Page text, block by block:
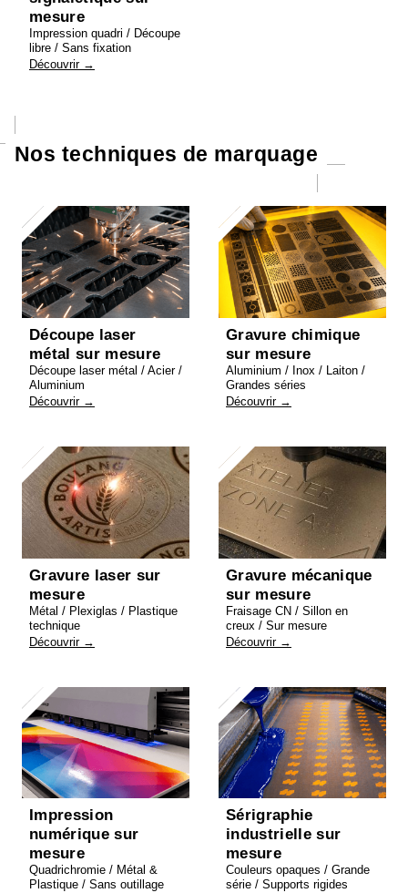
mesure
Impression quadri / Découpe
libre / Sans fixation
Découvrir →
Nos techniques de marquage
Découpe laser
métal sur mesure
Découpe laser métal / Acier /
Aluminium
Découvrir →
Gravure chimique
sur mesure
Aluminium / Inox / Laiton /
Grandes séries
Découvrir →
Gravure laser sur
mesure
Métal / Plexiglas / Plastique
technique
Découvrir →
Gravure mécanique
sur mesure
Fraisage CN / Sillon en
creux / Sur mesure
Découvrir →
Impression
numérique sur
mesure
Quadrichromie / Métal &
Plastique / Sans outillage
Sérigraphie
industrielle sur
mesure
Couleurs opaques / Grande
série / Supports rigides